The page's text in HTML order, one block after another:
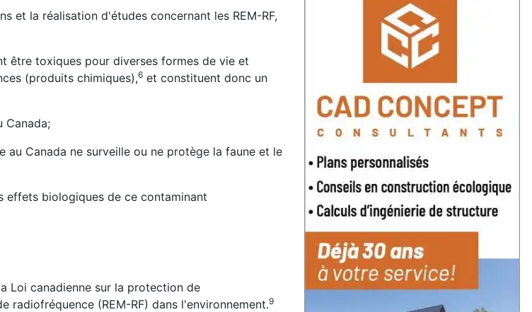
et la réalisation d'études concernant les REM-RF,
être toxiques pour diverses formes de vie et
(produits chimiques),6 et constituent donc un
Canada;
Canada ne surveille ou ne protège la faune et le
effets biologiques de ce contaminant
Loi canadienne sur la protection de
radiofréquence (REM-RF) dans l'environnement.9